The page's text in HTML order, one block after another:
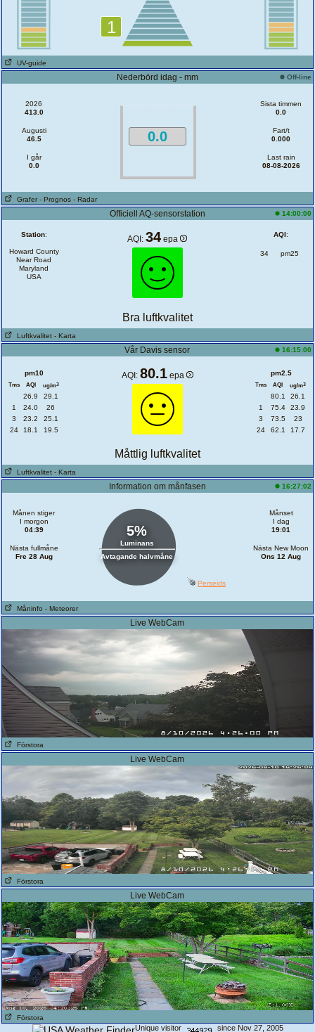
1
UV-guide
Nederbörd idag - mm Off-line
2026
413.0
Augusti
46.5
I går
0.0
0.0
Sista timmen
0.0
Fart/t
0.000
Last rain
08-08-2026
Grafer - Prognos - Radar
Officiell AQ-sensorstation 14:00:00
Station:
Howard County
Near Road
Maryland
USA
AQI:34 epa AQI:
34 pm25
Bra luftkvalitet
Luftkvalitet - Karta
Vår Davis sensor 16:15:00
pm10
Tms AQI ug/m3
26.9
29.1
1
24.0
26
3
23.2
25.1
24
18.1 19.5
AQI: 80.1 epa pm2.5
Tms AQI ug/m3
80.1
26.1
1
75.4
23.9
3
73.5
23
24
62.1 17.7
Måttlig luftkvalitet
Luftkvalitet - Karta
Information om månfasen 16:27:02
Månen stiger
I morgon
04:39
Nästa fullmåne
Fre 28 Aug
5%
Luminans
Avtagande halvmåne
Månset
I dag
19:01
Nästa New Moon
Ons 12 Aug
Perseids
Måninfo - Meteorer
Live WebCam
Förstora
Live WebCam
Förstora
Live WebCam
Förstora
Unique visitor since Nov 27, 2005